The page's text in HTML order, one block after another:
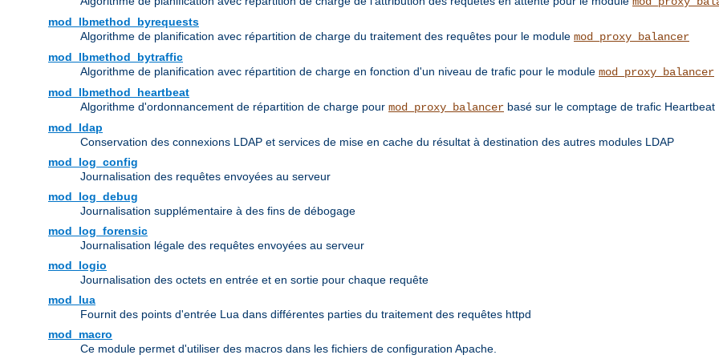
mod_lbmethod_byrequests
Algorithme de planification avec répartition de charge du traitement des requêtes pour le module mod_proxy_balancer
mod_lbmethod_bytraffic
Algorithme de planification avec répartition de charge en fonction d'un niveau de trafic pour le module mod_proxy_balancer
mod_lbmethod_heartbeat
Algorithme d'ordonnancement de répartition de charge pour mod_proxy_balancer basé sur le comptage de trafic Heartbeat
mod_ldap
Conservation des connexions LDAP et services de mise en cache du résultat à destination des autres modules LDAP
mod_log_config
Journalisation des requêtes envoyées au serveur
mod_log_debug
Journalisation supplémentaire à des fins de débogage
mod_log_forensic
Journalisation légale des requêtes envoyées au serveur
mod_logio
Journalisation des octets en entrée et en sortie pour chaque requête
mod_lua
Fournit des points d'entrée Lua dans différentes parties du traitement des requêtes httpd
mod_macro
Ce module permet d'utiliser des macros dans les fichiers de configuration Apache.